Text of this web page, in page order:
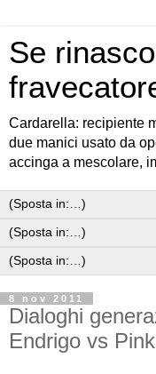
Se
Cardarella: recipiente
due manici usato da
accinga a mescolare,
8 nov 2011
Dialoghi
Endrigo vs